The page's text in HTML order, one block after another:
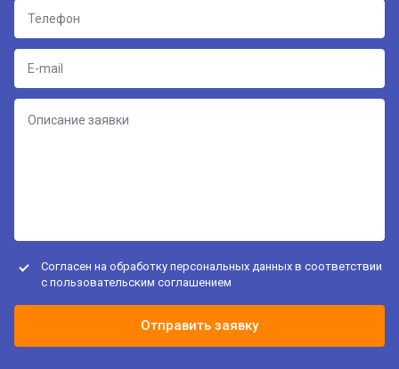
Согласен на обработку персональных данных в соответствии
с пользовательским соглашением
Отправить заявку